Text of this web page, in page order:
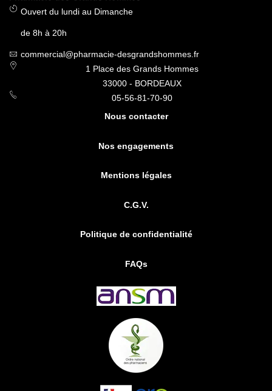
Ouvert du lundi au Dimanche
de 8h à 20h
commercial@pharmacie-desgrandshommes.fr
1 Place des Grands Hommes
33000 - BORDEAUX
05-56-81-70-90
Nous contacter
Nos engagements
Mentions légales
C.G.V.
Politique de confidentialité
FAQs